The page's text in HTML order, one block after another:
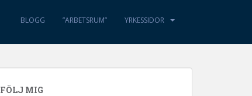
BLOGG ”ARBETSRUM” YRKESSIDOR
FÖLJ MIG